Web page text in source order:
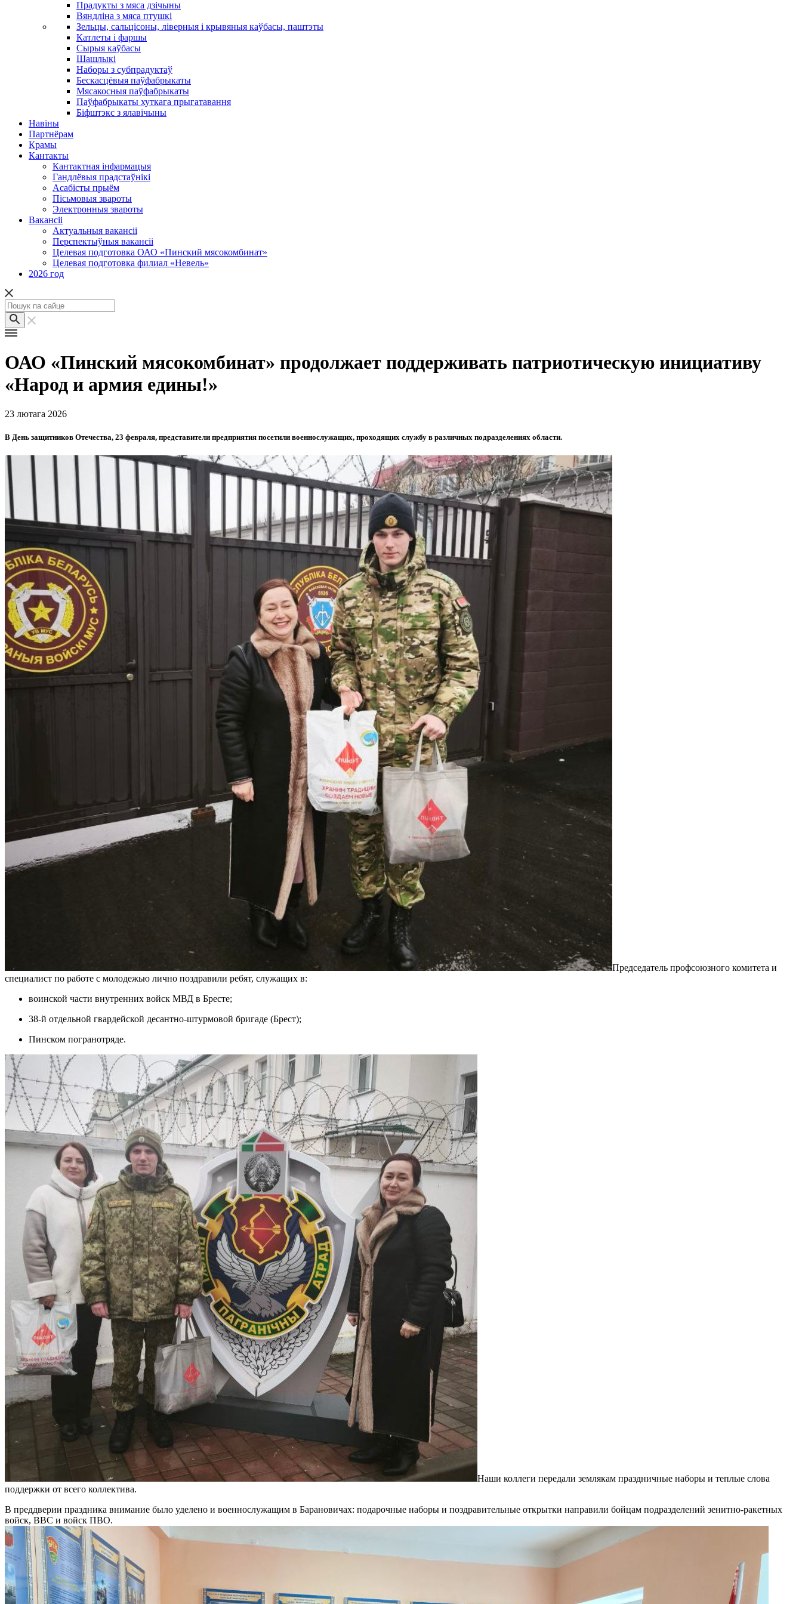
Прадукты з мяса дзічыны
Вяндліна з мяса птушкі
Зельцы, сальцісоны, ліверныя і крывяныя каўбасы, паштэты
Катлеты і фаршы
Сырыя каўбасы
Шашлыкі
Наборы з субпрадуктаў
Бескасцёвыя паўфабрыкаты
Мясакосныя паўфабрыкаты
Паўфабрыкаты хуткага прыгатавання
Біфштэкс з ялавічыны
Навіны
Партнёрам
Крамы
Кантакты
Кантактная інфармацыя
Гандлёвыя прадстаўнікі
Асабісты прыём
Пісьмовыя звароты
Электронныя звароты
Вакансіі
Актуальныя вакансіі
Перспектыўныя вакансіі
Целевая подготовка ОАО «Пинский мясокомбинат»
Целевая подготовка филиал «Невель»
2026 год
ОАО «Пинский мясокомбинат» продолжает поддерживать патриотическую инициативу
«Народ и армия едины!»
23 лютага 2026
В День защитников Отечества, 23 февраля, представители предприятия посетили военнослужащих, проходящих службу в различных подразделениях области.
Председатель профсоюзного комитета и
специалист по работе с молодежью лично поздравили ребят, служащих в:
воинской части внутренних войск МВД в Бресте;
38-й отдельной гвардейской десантно-штурмовой бригаде (Брест);
Пинском погранотряде.
Наши коллеги передали землякам праздничные наборы и теплые слова
поддержки от всего коллектива.
В преддверии праздника внимание было уделено и военнослужащим в Барановичах: подарочные наборы и поздравительные открытки направили бойцам подразделений зенитно-ракетных
войск, ВВС и войск ПВО.